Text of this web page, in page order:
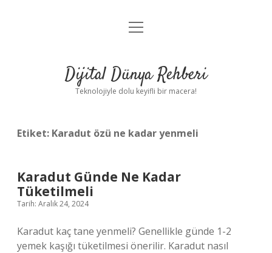
Anasayfa
Yasal Uyarı
menüyü
Dijital Dünya Rehberi
Teknolojiyle dolu keyifli bir macera!
Etiket: Karadut özü ne kadar yenmeli
Karadut Günde Ne Kadar
Tüketilmeli
Tarih: Aralık 24, 2024
Karadut kaç tane yenmeli? Genellikle günde 1-2
yemek kaşığı tüketilmesi önerilir. Karadut nasıl